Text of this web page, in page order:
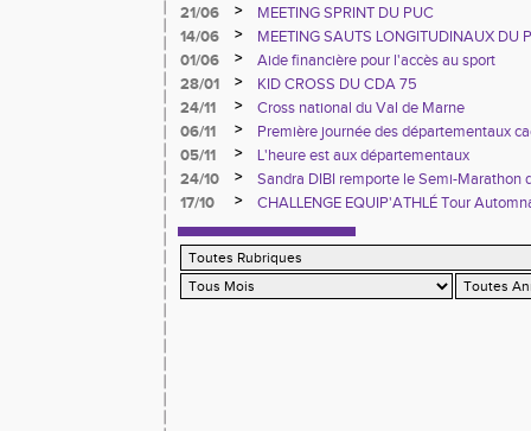
21/06
>
MEETING SPRINT DU PUC
14/06
>
MEETING SAUTS LONGITUDINAUX DU
01/06
>
Aide financière pour l'accès au sport
28/01
>
KID CROSS DU CDA 75
24/11
>
Cross national du Val de Marne
06/11
>
Première journée des départementaux
05/11
>
L'heure est aux départementaux
24/10
>
Sandra DIBI remporte le Semi-Marathon
17/10
> CHALLENGE EQUIP'ATHLÉ Tour